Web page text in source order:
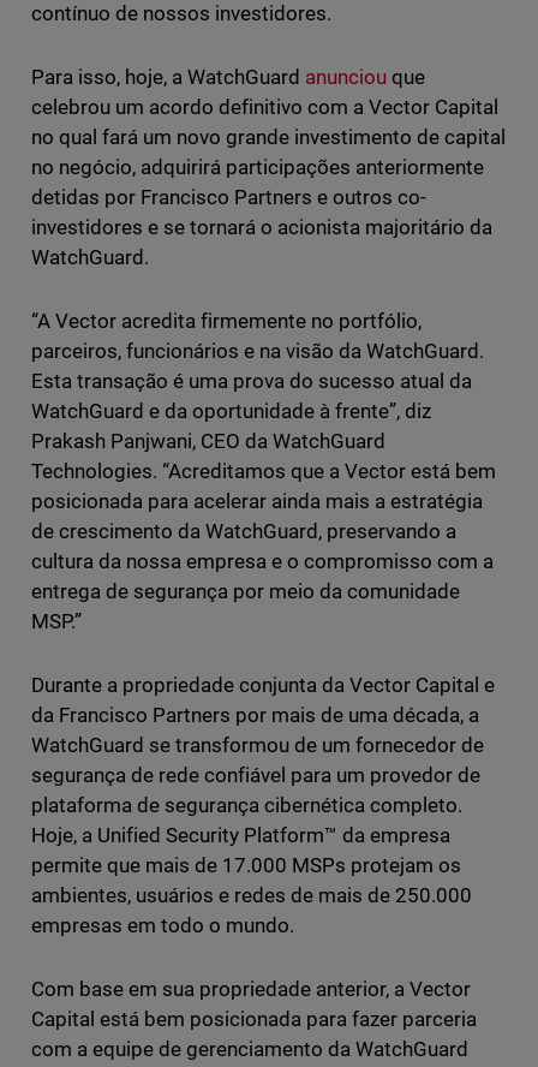
contínuo de nossos investidores.
Para isso, hoje, a WatchGuard anunciou que
celebrou um acordo definitivo com a Vector Capital
no qual fará um novo grande investimento de capital
no negócio, adquirirá participações anteriormente
detidas por Francisco Partners e outros co-
investidores e se tornará o acionista majoritário da
WatchGuard.
“A Vector acredita firmemente no portfólio,
parceiros, funcionários e na visão da WatchGuard.
Esta transação é uma prova do sucesso atual da
WatchGuard e da oportunidade à frente”, diz
Prakash Panjwani, CEO da WatchGuard
Technologies. “Acreditamos que a Vector está bem
posicionada para acelerar ainda mais a estratégia
de crescimento da WatchGuard, preservando a
cultura da nossa empresa e o compromisso com a
entrega de segurança por meio da comunidade
MSP.”
Durante a propriedade conjunta da Vector Capital e
da Francisco Partners por mais de uma década, a
WatchGuard se transformou de um fornecedor de
segurança de rede confiável para um provedor de
plataforma de segurança cibernética completo.
Hoje, a Unified Security Platform™ da empresa
permite que mais de 17.000 MSPs protejam os
ambientes, usuários e redes de mais de 250.000
empresas em todo o mundo.
Com base em sua propriedade anterior, a Vector
Capital está bem posicionada para fazer parceria
com a equipe de gerenciamento da WatchGuard